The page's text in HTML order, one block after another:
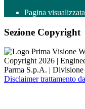
Pagina visualizzata
Sezione Copyright
Copyright 2026 |
Parma S.p.A. |
Disclaimer trattamento